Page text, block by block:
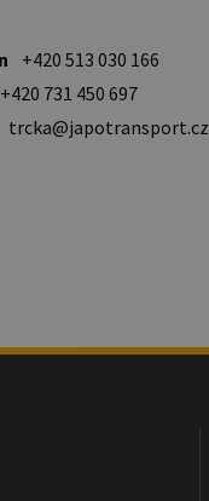
+420 513 030 166
+420 731 450 697
trcka@japotransport.cz